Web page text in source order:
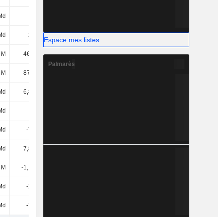
200 M 15,87 M 4,22 M
46,66 M 68,47 M 47,25 M
87,09 M
6,83 Md
-753 M
7,83 Md
-1,15 Md
-207 M
-752 M
Espace mes listes
Palmarès